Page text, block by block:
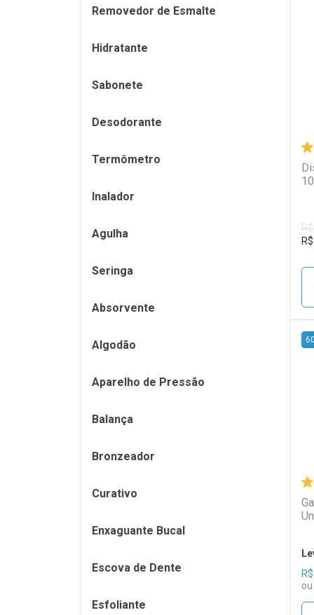
R$
R$
Removedor de Esmalte
Hidratante
Sabonete
Desodorante
Termômetro
Inalador
Agulha
Seringa
Absorvente
Algodão
Aparelho de Pressão
Balança
Bronzeador
Curativo
Enxaguante Bucal
Escova de Dente
Esfoliante